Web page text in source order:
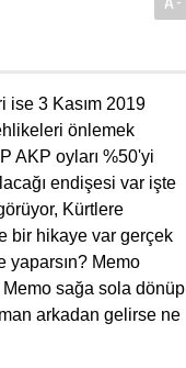
ise 3 Kasım 2019
önlemek
AKP oyları %50'yi
endişesi var işte
Kürtlere
bir hikaye var gerçek
yaparsın? Memo
sağa sola dönüp
arkadan gelirse ne